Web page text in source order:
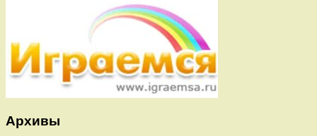
Архивы